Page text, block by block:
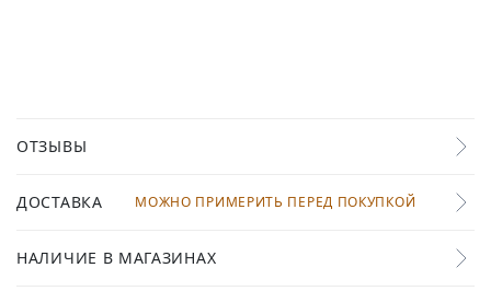
ОТЗЫВЫ
ДОСТАВКА МОЖНО ПРИМЕРИТЬ ПЕРЕД ПОКУПКОЙ
НАЛИЧИЕ В МАГАЗИНАХ